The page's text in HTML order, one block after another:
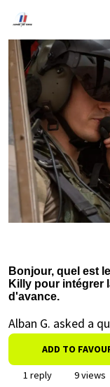
Bonjour, quel est
Killy pour intégrer
d'avance.
Alban G. asked a
ADD TO
1 reply
9 views